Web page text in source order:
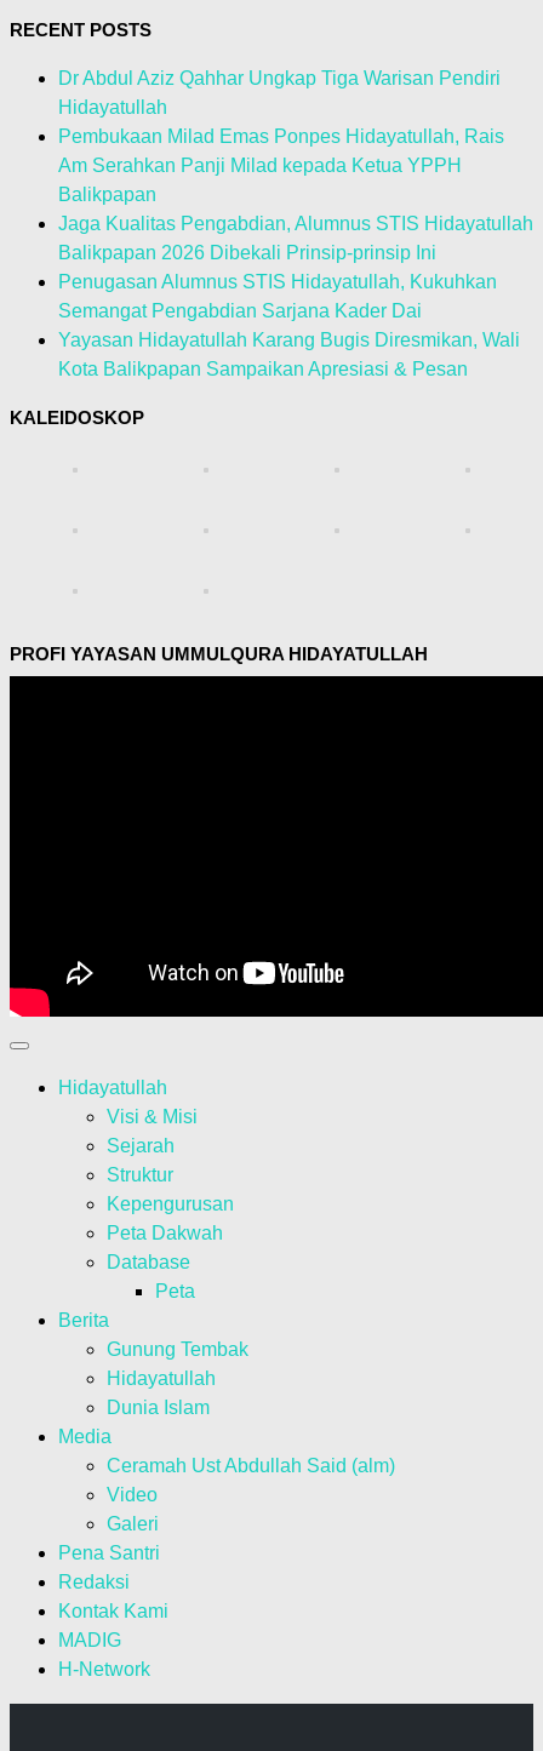
RECENT POSTS
Dr Abdul Aziz Qahhar Ungkap Tiga Warisan Pendiri
Hidayatullah
Pembukaan Milad Emas Ponpes Hidayatullah, Rais
Am Serahkan Panji Milad kepada Ketua YPPH
Balikpapan
Jaga Kualitas Pengabdian, Alumnus STIS Hidayatullah
Balikpapan 2026 Dibekali Prinsip-prinsip Ini
Penugasan Alumnus STIS Hidayatullah, Kukuhkan
Semangat Pengabdian Sarjana Kader Dai
Yayasan Hidayatullah Karang Bugis Diresmikan, Wali
Kota Balikpapan Sampaikan Apresiasi & Pesan
KALEIDOSKOP
PROFI YAYASAN UMMULQURA HIDAYATULLAH
Hidayatullah
Visi & Misi
Sejarah
Struktur
Kepengurusan
Peta Dakwah
Database
Peta
Berita
Gunung Tembak
Hidayatullah
Dunia Islam
Media
Ceramah Ust Abdullah Said (alm)
Video
Galeri
Pena Santri
Redaksi
Kontak Kami
MADIG
H-Network